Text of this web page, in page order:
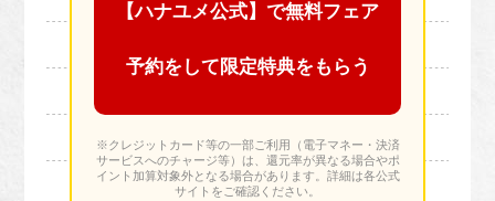
【ハナユメ公式】で無料フェア
予約をして限定特典をもらう
※クレジットカード等の一部ご利用（電子マネー・決済
サービスへのチャージ等）は、還元率が異なる場合やポ
イント加算対象外となる場合があります。詳細は各公式
サイトをご確認ください。